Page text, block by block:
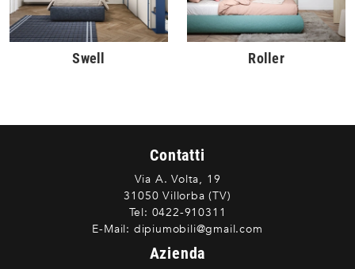
Swell Roller
Contatti
Via A. Volta, 19
31050 Villorba (TV)
Tel: 0422-910311
E-Mail: dipiumobili@gmail.com
Azienda